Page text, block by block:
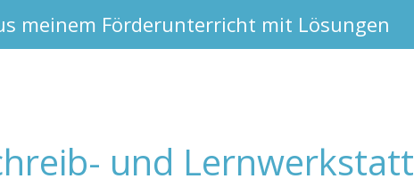
meinem Förderunterricht mit Lösungen
und Lernwerkstatt